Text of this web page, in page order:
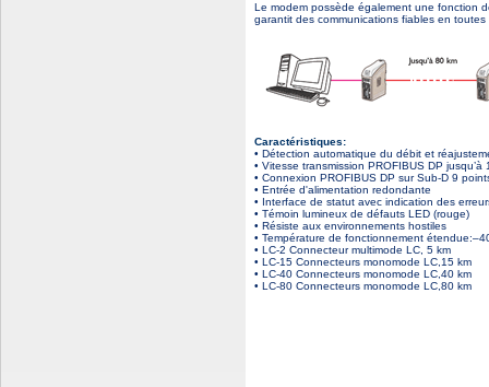
Le modem possède également une fonction
garantit des communications fiables en toutes
Caractéristiques:
• Détection automatique du débit et
• Vitesse transmission PROFIBUS DP jusqu’à
• Connexion PROFIBUS DP sur Sub-D 9
• Entrée d'alimentation redondante
• Interface de statut avec indication des
• Témoin lumineux de défauts LED (rouge)
• Résiste aux environnements hostiles
• Température de fonctionnement
• LC-2 Connecteur multimode LC, 5 km
• LC-15 Connecteurs monomode LC,15 km
• LC-40 Connecteurs monomode LC,40 km
• LC-80 Connecteurs monomode LC,80 km